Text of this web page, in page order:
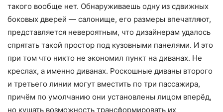
такого вообще нет. Обнаруживаешь одну из сдвижных
боковых дверей — салонище, его размеры впечатляют,
представляется невероятным, что дизайнерам удалось
спрятать такой простор под кузовными панелями. И это
при том что никто не экономил пункт на диванах. Не
креслах, а именно диванах. Роскошные диваны второго
и третьего линии могут вместить по три пассажира,
причём по умолчанию они установлены лицом вперёд,
но кушать возможность трансформировать их